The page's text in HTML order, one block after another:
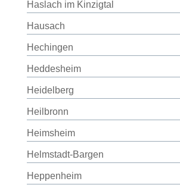
Haslach im Kinzigtal
Hausach
Hechingen
Heddesheim
Heidelberg
Heilbronn
Heimsheim
Helmstadt-Bargen
Heppenheim